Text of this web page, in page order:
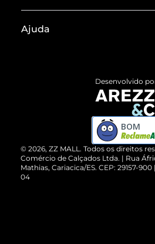
Termos de Uso
ZZ MALL é confiável
Cartão Presente
Vendas Corporativas
Ajuda
Devolução do Produto
Compre pelo WhatsApp
© 2026, ZZ MALL. Todos os direitos
Comércio de Calçados Ltda. | Rua
Mathias, Cariacica/ES. CEP: 29157-
04
Desenvolvido
BOM